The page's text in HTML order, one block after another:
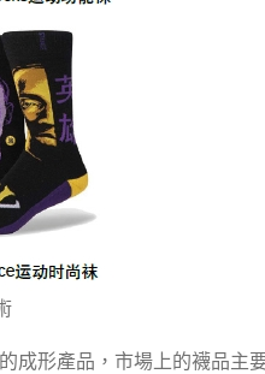
成形產品，市場上的襪品主